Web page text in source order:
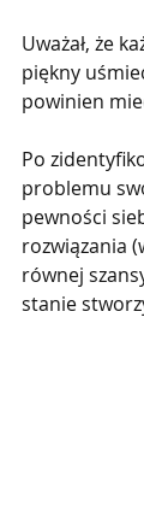
Uważał, że
piękny
powinien
Po
problemu
pewności
rozwiązania
równej
stanie